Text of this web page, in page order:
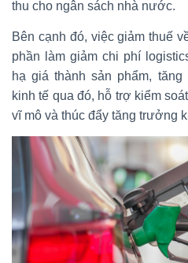
thu cho ngân sách nhà nước.
Bên cạnh đó, việc giảm thuế
phần làm giảm chi phí
hạ giá thành sản phẩm,
kinh tế qua đó, hỗ trợ kiểm
vĩ mô và thúc đẩy tăng trưởng